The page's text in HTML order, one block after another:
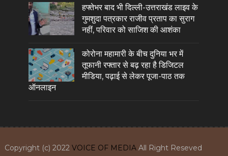
हफ्तेभर बाद भी दिल्ली-उत्तराखंड लाइव के
गुमशुदा पत्रकार राजीव प्रताप का सुराग
नहीं, परिवार को साजिश की आशंका
कोरोना महामारी के बीच दुनिया भर में
तूफानी रफ्तार से बढ़ रहा है डिजिटल
मीडिया, पढ़ाई से लेकर पूजा-पाठ तक
ऑनलाइन
Copyright (c) 2022 VOICE OF MEDIAAll Right Reseved